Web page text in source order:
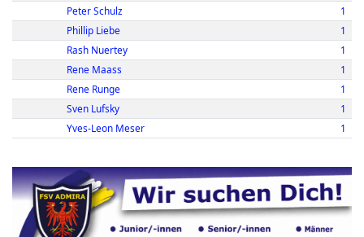
Peter Schulz
1
Phillip Liebe
1
Rash Nuertey
1
Rene Maass
1
Rene Runge
1
Sven Lufsky
1
Yves-Leon Meser
1